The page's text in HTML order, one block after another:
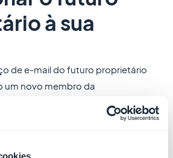
à sua
de e-mail do futuro proprietário
um novo membro da
futuro proprietário já fizer parte da